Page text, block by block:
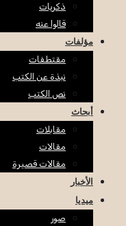
ذكريات
قالوا عنه
مؤلفات
مقتطفات
نبذة عن الكتب
نص الكتب
أبحاث
مقابلات
مقالات
مقالات قصيرة
الأخبار
ميديا
صور